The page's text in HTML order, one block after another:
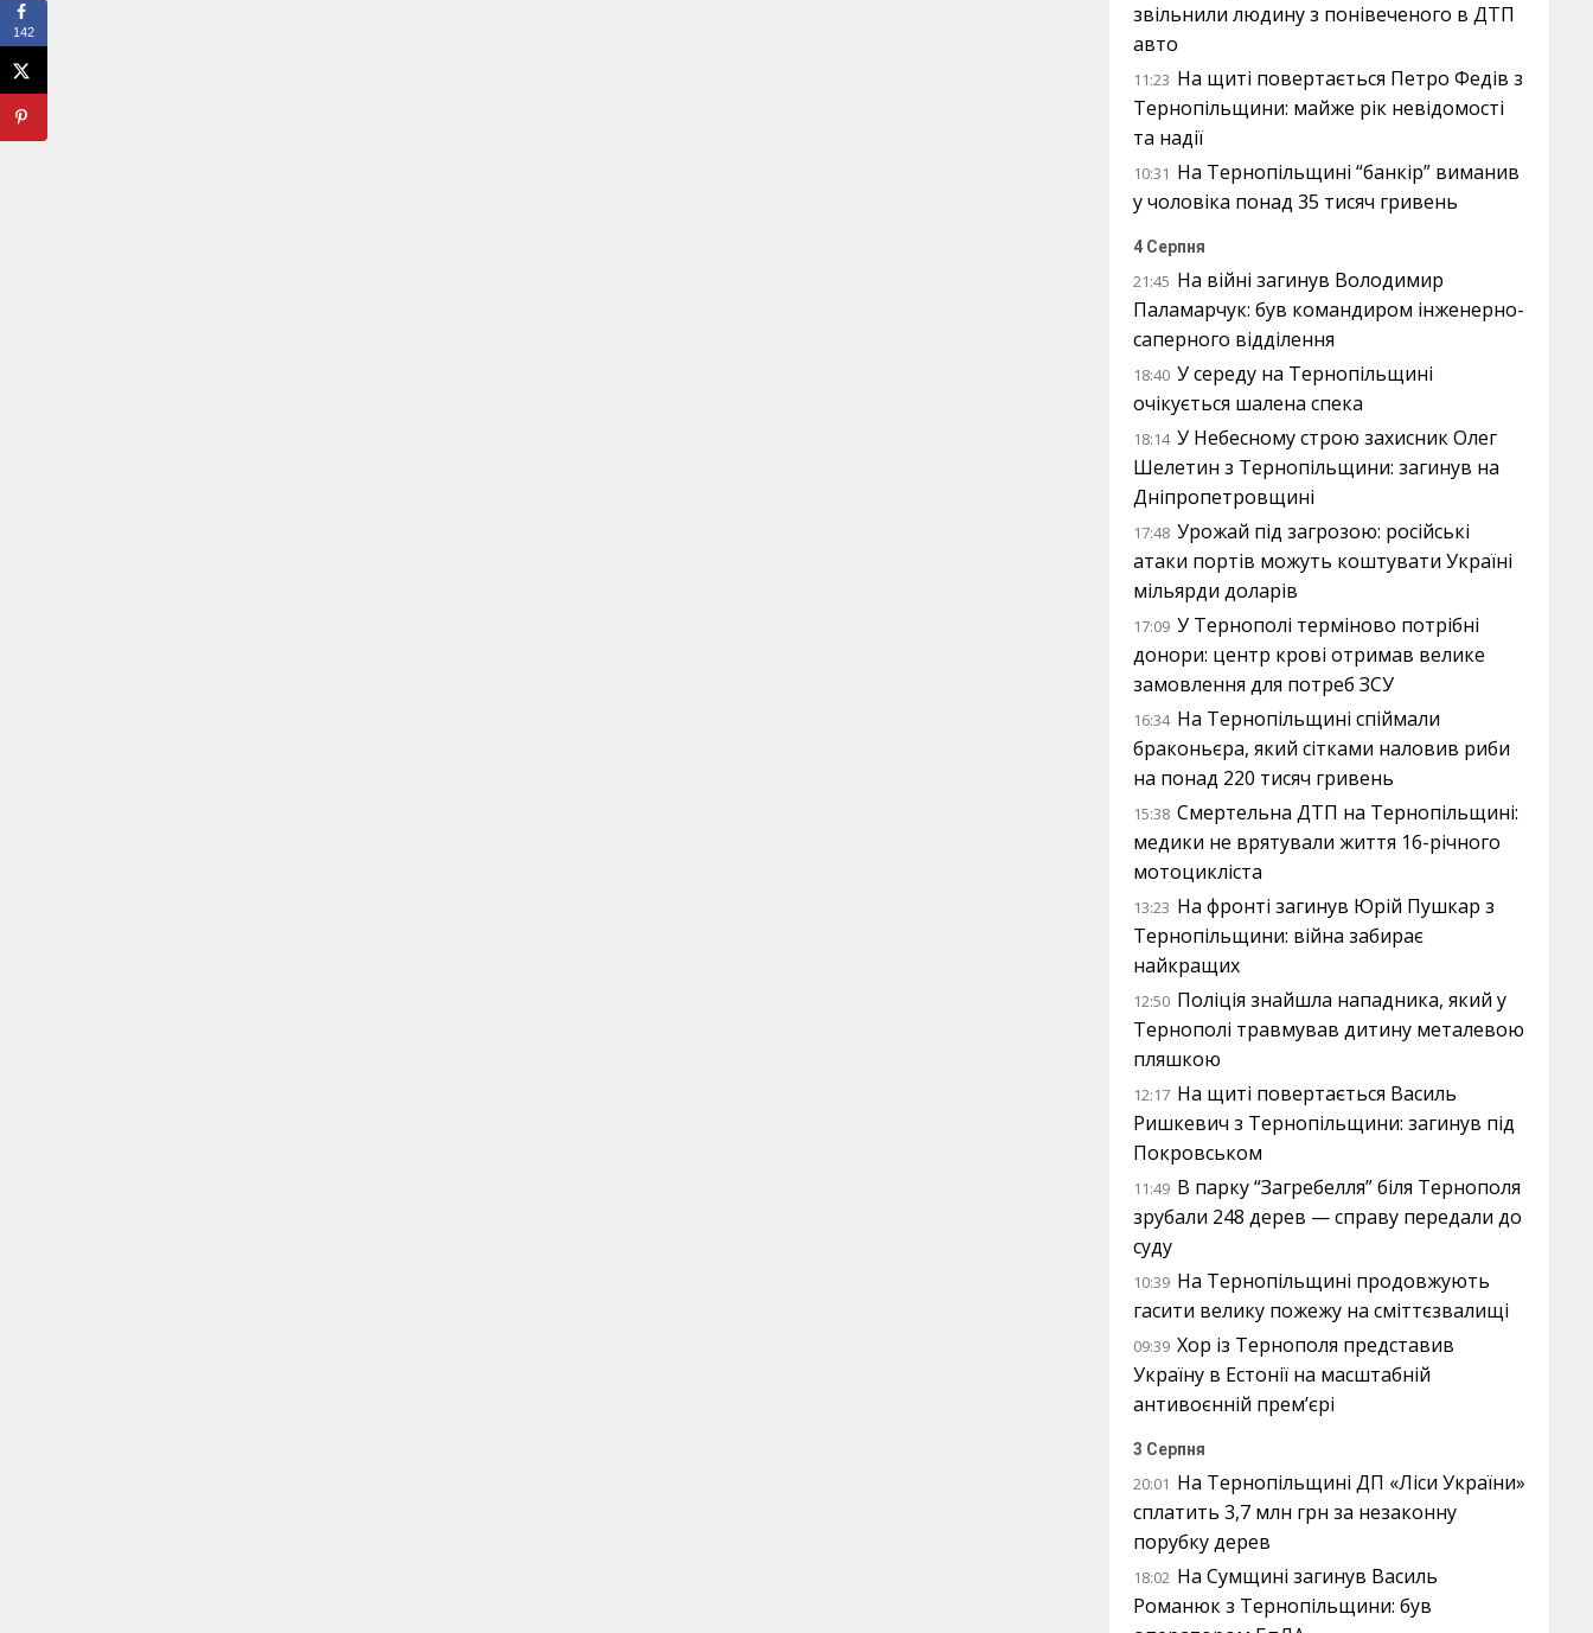
звільнили людину з понівеченого в ДТП
авто
11:23 На щиті повертається Петро Федів з
Тернопільщини: майже рік невідомості
та надії
10:31 На Тернопільщині “банкір” виманив
у чоловіка понад 35 тисяч гривень
4 Серпня
21:45 На війні загинув Володимир
Паламарчук: був командиром інженерно-
саперного відділення
18:40 У середу на Тернопільщині
очікується шалена спека
18:14 У Небесному строю захисник Олег
Шелетин з Тернопільщини: загинув на
Дніпропетровщині
17:48 Урожай під загрозою: російські
атаки портів можуть коштувати Україні
мільярди доларів
17:09 У Тернополі терміново потрібні
донори: центр крові отримав велике
замовлення для потреб ЗСУ
16:34 На Тернопільщині спіймали
браконьєра, який сітками наловив риби
на понад 220 тисяч гривень
15:38 Смертельна ДТП на Тернопільщині:
медики не врятували життя 16-річного
мотоцикліста
13:23 На фронті загинув Юрій Пушкар з
Тернопільщини: війна забирає
найкращих
12:50 Поліція знайшла нападника, який у
Тернополі травмував дитину металевою
пляшкою
12:17 На щиті повертається Василь
Ришкевич з Тернопільщини: загинув під
Покровськом
11:49 В парку “Загребелля” біля Тернополя
зрубали 248 дерев — справу передали до
суду
10:39 На Тернопільщині продовжують
гасити велику пожежу на сміттєзвалищі
09:39 Хор із Тернополя представив
Україну в Естонії на масштабній
антивоєнній прем’єрі
3 Серпня
20:01 На Тернопільщині ДП «Ліси України»
сплатить 3,7 млн грн за незаконну
порубку дерев
18:02 На Сумщині загинув Василь
Романюк з Тернопільщини: був
142